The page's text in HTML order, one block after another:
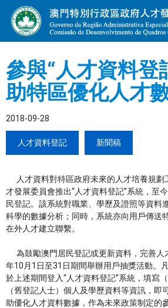
參與“人才資料登
助特區優化人才
2018-09-28
人才資料登記 新聞稿
人才資料對特區政府未來的人才培養規劃
才發展委員會推出“人才資料登記”系統，至
民登記。該系統對職業、學歷及證照等資料
科學的數據分析；同時，系統亦向用戶傳送
在外人才建立聯繫。
為鼓勵澳門居民登記或更新資料，完善人
年10月1日至31日期間舉辦用戶抽獎活動。
於上述期間登入“人才資料登記”系統，填寫
（舊登記人士）個人及學歷資料等資訊，即
助優化人才資料數據，作為未來政策制定的參